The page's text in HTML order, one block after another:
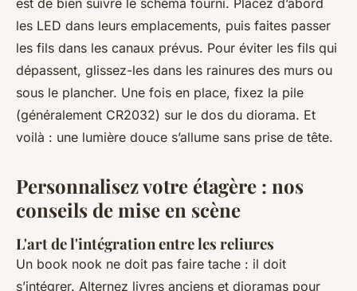
les LED dans leurs emplacements, puis faites passer
les fils dans les canaux prévus. Pour éviter les fils qui
dépassent, glissez-les dans les rainures des murs ou
sous le plancher. Une fois en place, fixez la pile
(généralement CR2032) sur le dos du diorama. Et
voilà : une lumière douce s’allume sans prise de tête.
Personnalisez votre étagère : nos
conseils de mise en scène
L'art de l'intégration entre les reliures
Un book nook ne doit pas faire tache : il doit
s’intégrer. Alternez livres anciens et dioramas pour